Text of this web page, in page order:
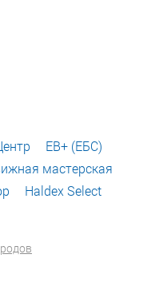
EB+ (ЕБС)
мастерская
Haldex Select